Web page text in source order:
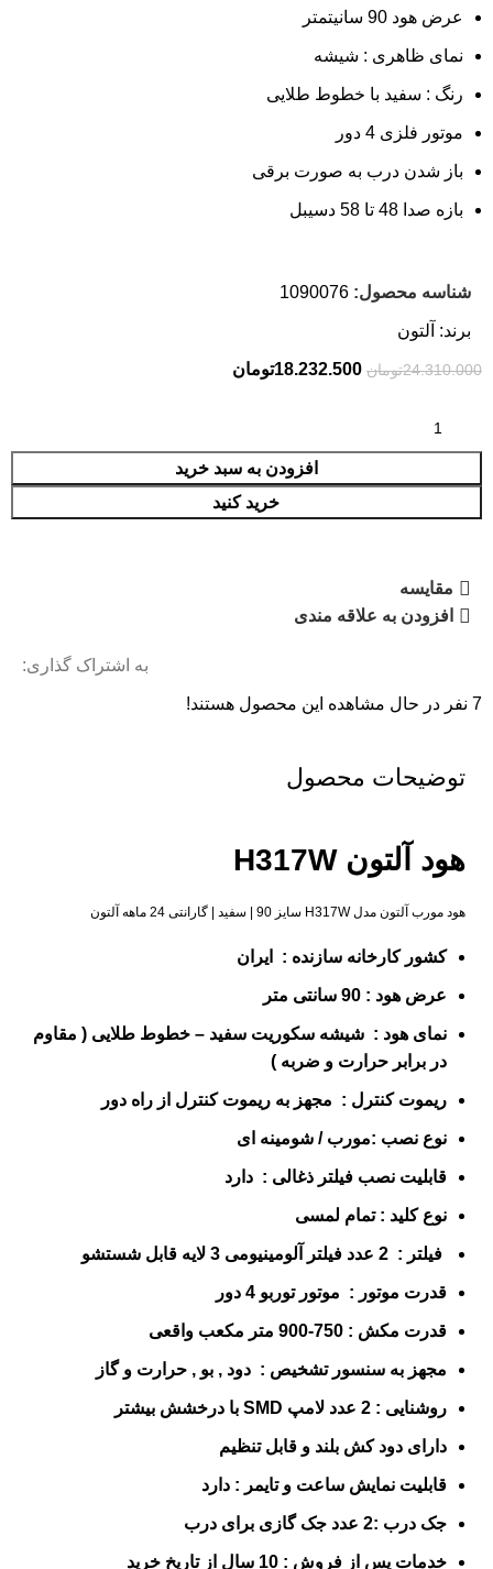
عرض هود 90 سانیتمتر
نمای ظاهری : شیشه
رنگ : سفید با خطوط طلایی
موتور فلزی 4 دور
باز شدن درب به صورت برقی
بازه صدا 48 تا 58 دسیبل
شناسه محصول:1090076
برند: آلتون
24.310.000تومان 18.232.500تومان
افزودن به سبد خرید
خرید کنید
مقایسه
افزودن به علاقه مندی
به اشتراک گذاری:
7 نفر در حال مشاهده این محصول هستند!
توضیحات محصول
هود آلتون H317W
هود مورب آلتون مدل H317W سایز 90 | سفید | گارانتی 24 ماهه آلتون
کشورکارخانه سازنده : ایران
عرض هود :
نمای هود : شیشه سکوریت سفید – خطوط طلایی ( مقاوم
در برابر حرارت و ضربه )
ریموت کنترل : مجهز به ریموت کنترل از راه دور
نوع نصب :مورب / شومینه ای
قابلیت نصب فیلتر ذغالی : دارد
نوع کلید : تمام لمسی
فیلتر : 2 عدد فیلتر آلومینیومی 3 لایه قابل شستشو
قدرت موتور : موتور توربو 4 دور
قدرت مکش : 750-900 متر مکعب واقعی
مجهز به سنسور تشخیص : دود , بو , حرارت و گاز
روشنایی : 2 عدد لامپ SMD با درخشش بیشتر
دارای دود کش بلند و قابلتنظیم
قابلیت نمایش ساعت و تایمر : دارد
جک درب :2 عدد جک گازی برای درب
خدمات پس از فروش : 10 سال از تاریخ خرید